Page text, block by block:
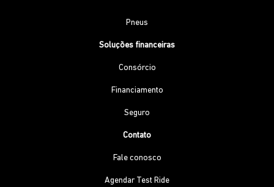
Pneus
Soluções financeiras
Consórcio
Financiamento
Seguro
Contato
Fale conosco
Agendar Test Ride